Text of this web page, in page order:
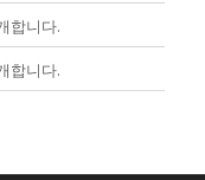
합니다.
합니다.